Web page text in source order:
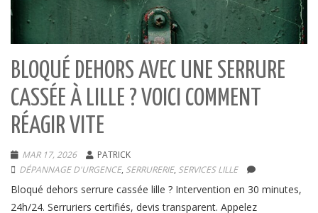
BLOQUÉ DEHORS AVEC UNE SERRURE
CASSÉE À LILLE ? VOICI COMMENT
RÉAGIR VITE
MAR 17, 2026
PATRICK
DÉPANNAGE D'URGENCE, SERRURERIE, SERVICES LILLE
Bloqué dehors serrure cassée lille ? Intervention en 30 minutes,
24h/24. Serruriers certifiés, devis transparent. Appelez